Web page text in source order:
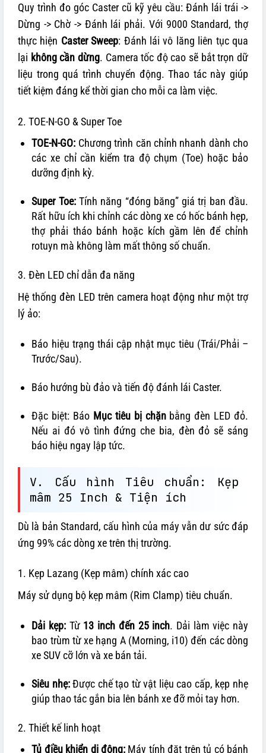
Quy trình đo góc Caster cũ kỹ yêu cầu: Đánh lái trái ->
Dừng -> Chờ -> Đánh lái phải. Với 9000 Standard, thợ
thực hiện Caster Sweep: Đánh lái vô lăng liên tục qua
lại không cần dừng. Camera tốc độ cao sẽ bắt trọn dữ
liệu trong quá trình chuyển động. Thao tác này giúp
tiết kiệm đáng kể thời gian cho mỗi ca làm việc.
2. TOE-N-GO & Super Toe
TOE-N-GO: Chương trình căn chỉnh nhanh dành cho
các xe chỉ cần kiểm tra độ chụm (Toe) hoặc bảo
dưỡng định kỳ.
Super Toe:Tính năng “đóng băng” giá trị ban đầu.
Rất hữu ích khi chỉnh các dòng xe có hốc bánh hẹp,
thợ phải tháo bánh hoặc kích gầm lên để chỉnh
rotuyn mà không làm mất thông số chuẩn.
3. Đèn LED chỉ dẫn đa năng
Hệ thống đèn LED trên camera hoạt động như một trợ
lý ảo:
Báo hiệu trạng thái cập nhật mục tiêu (Trái/Phải –
Trước/Sau).
Báo hướng bù đảo và tiến độ đánh lái Caster.
Đặc biệt: Báo Mục tiêu bị chặnbằng đèn LED đỏ.
Nếu ai đó vô tình đứng che bia, đèn đỏ sẽ sáng
báo hiệu ngay lập tức.
V. Cấu hình Tiêu chuẩn: Kẹp
mâm 25 Inch & Tiện ích
Dù là bản Standard, cấu hình của máy vẫn dư sức đáp
ứng 99% các dòng xe trên thị trường.
1. Kẹp Lazang (Kẹp mâm) chính xác cao
Máy sử dụng bộ kẹp mâm (Rim Clamp) tiêu chuẩn.
Dải kẹp: Từ 13 inch đến 25 inch. Dải làm việc này
bao trùm từ xe hạng A (Morning, i10) đến các dòng
xe SUV cỡ lớn và xe bán tải.
Siêu nhẹ:Được chế tạo từ vật liệu cao cấp, kẹp nhẹ
giúp thao tác gắn bia lên bánh xe đỡ mỏi tay hơn.
2. Thiết kế linh hoạt
Tủ điều khiển di động: Máy tính đặt trên tủ có bánh